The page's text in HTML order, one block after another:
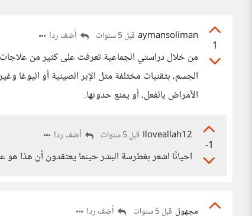
1
aymansoliman قبل 5 سنوات أضف ردا
من خلال دراستي الجماعية تعرفت على كثير من
الجسم، بتقنيات مختلفة مثل الإبر الصينية أو اليوغا
الأمراض بالفعل، أو يمنع حدوثها.
-1
Iloveallah12 قبل 5 سنوات أضف ردا
احيانًا اشعر بغطرسة البشر حينما يعتقدون أن هذا
مجهول قبل 5 سنوات
أضف ردا